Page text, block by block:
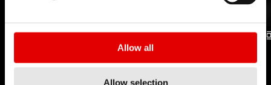
Allow all
Allow selection
INCONTROL
INCONTROL